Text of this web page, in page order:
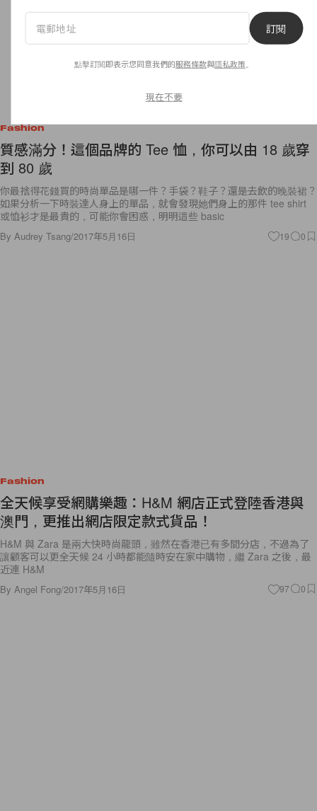
Fashion
質感滿分！這個品牌的 Tee 恤，你可以由 18 歲穿
到 80 歲
你最捨得花錢買的時尚單品是哪一件？手袋？鞋子？還是去飲的晚裝裙？
如果分析一下時裝達人身上的單品，就會發現她們身上的那件 tee shirt
或恤衫才是最貴的，可能你會困惑，明明這些 basic
By Audrey Tsang/2017年5月16日 19 0
Fashion
全天候享受網購樂趣：H&M 網店正式登陸香港與
澳門，更推出網店限定款式貨品！
H&M 與 Zara 是兩大快時尚龍頭，雖然在香港已有多間分店，不過為了
讓顧客可以更全天候 24 小時都能隨時安在家中購物，繼 Zara 之後，最
近連 H&M
By Angel Fong/2017年5月16日 97 0
訂閱
點擊訂閱即表示您同意我們的服務條款與隱私政策
現在不要